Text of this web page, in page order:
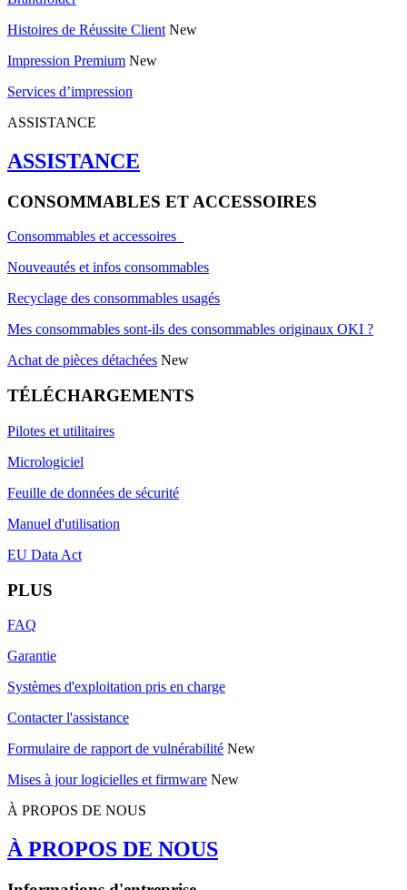
Histoires de Réussite Client New
Impression Premium New
Services d’impression
ASSISTANCE
ASSISTANCE
CONSOMMABLES ET ACCESSOIRES
Consommables et accessoires
Nouveautés et infos consommables
Recyclage des consommables usagés
Mes consommables sont-ils des consommables originaux OKI ?
Achat de pièces détachées New
TÉLÉCHARGEMENTS
Pilotes et utilitaires
Micrologiciel
Feuille de données de sécurité
Manuel d'utilisation
EU Data Act
PLUS
FAQ
Garantie
Systèmes d'exploitation pris en charge
Contacter l'assistance
Formulaire de rapport de vulnérabilité New
Mises à jour logicielles et firmware New
À PROPOS DE NOUS
À PROPOS DE NOUS